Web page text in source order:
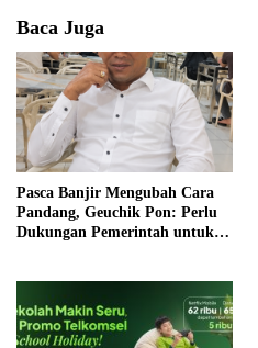
Baca Juga
Pasca Banjir Mengubah Cara
Pandang, Geuchik Pon: Perlu
Dukungan Pemerintah untuk